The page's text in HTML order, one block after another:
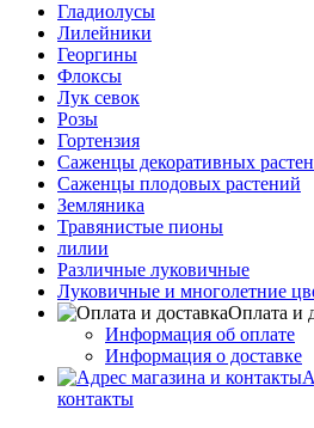
Гладиолусы
Лилейники
Георгины
Флоксы
Лук севок
Розы
Гортензия
Саженцы декоративных
Саженцы плодовых растений
Земляника
Травянистые пионы
лилии
Различные луковичные
Луковичные и многолетние
Оплата и
Информация об оплате
Информация о доставке
контакты